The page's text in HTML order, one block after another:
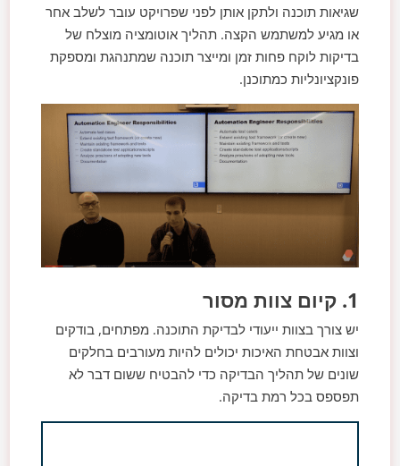
שגיאות תוכנה ולתקן אותן לפני שפרויקט עובר לשלב אחר
או מגיע למשתמש הקצה. תהליך אוטומציה מוצלח של
בדיקות לוקח פחות זמן ומייצר תוכנה שמתנהגת ומספקת
פונקציונליות כמתוכנן.
1. קיום צוות מסור
יש צורך בצוות ייעודי לבדיקת התוכנה. מפתחים, בודקים
וצוות אבטחת האיכות יכולים להיות מעורבים בחלקים
שונים של תהליך הבדיקה כדי להבטיח ששום דבר לא
תפספס בכל רמת בדיקה.